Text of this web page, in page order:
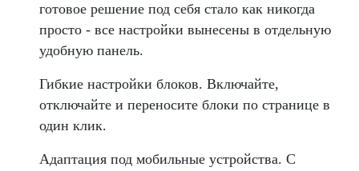
готовое решение под себя стало как никогда
просто - все настройки вынесены в отдельную
удобную панель.
Гибкие настройки блоков. Включайте,
отключайте и переносите блоки по странице в
один клик.
Адаптация под мобильные устройства. С